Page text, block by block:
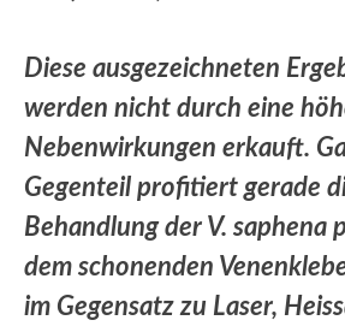
Diese ausgezeichneten
werden nicht durch eine
Nebenwirkungen erkauft.
Gegenteil profitiert gerade
Behandlung der V. saphena
dem schonenden
im Gegensatz zu Laser,